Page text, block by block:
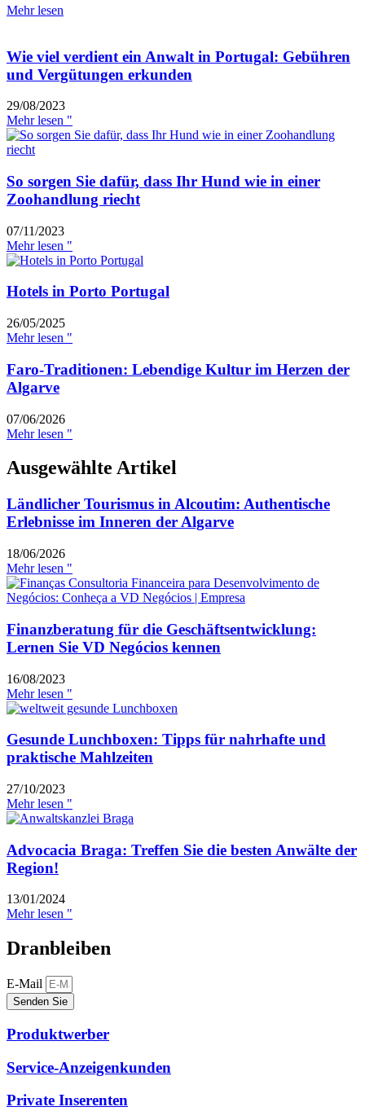
Mehr lesen
Wie viel verdient ein Anwalt in Portugal: Gebühren
und Vergütungen erkunden
29/08/2023
Mehr lesen "
So sorgen Sie dafür, dass Ihr Hund wie in einer
Zoohandlung riecht
07/11/2023
Mehr lesen "
Hotels in Porto Portugal
26/05/2025
Mehr lesen "
Faro-Traditionen: Lebendige Kultur im Herzen der
Algarve
07/06/2026
Mehr lesen "
Ausgewählte Artikel
Ländlicher Tourismus in Alcoutim: Authentische
Erlebnisse im Inneren der Algarve
18/06/2026
Mehr lesen "
Finanzberatung für die Geschäftsentwicklung:
Lernen Sie VD Negócios kennen
16/08/2023
Mehr lesen "
Gesunde Lunchboxen: Tipps für nahrhafte und
praktische Mahlzeiten
27/10/2023
Mehr lesen "
Advocacia Braga: Treffen Sie die besten Anwälte der
Region!
13/01/2024
Mehr lesen "
Dranbleiben
E-Mail
Senden Sie
Produktwerber
Service-Anzeigenkunden
Private Inserenten